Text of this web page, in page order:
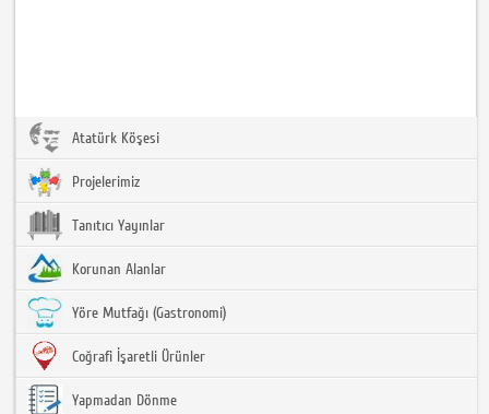
Atatürk Köşesi
Projelerimiz
Tanıtıcı Yayınlar
Korunan Alanlar
Yöre Mutfağı (Gastronomi)
Coğrafi İşaretli Ürünler
Yapmadan Dönme